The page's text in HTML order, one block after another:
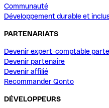
Communauté
Développement durable et
PARTENARIATS
Devenir expert-comptable
Devenir partenaire
Devenir affilié
Recommander Qonto
DÉVELOPPEURS